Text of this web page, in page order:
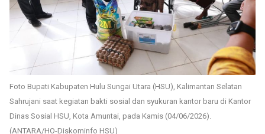
Foto Bupati Kabupaten Hulu Sungai Utara (HSU), Kalimantan Selatan
Sahrujani saat kegiatan bakti sosial dan syukuran kantor baru di Kantor
Dinas Sosial HSU, Kota Amuntai, pada Kamis (04/06/2026).
(ANTARA/HO-Diskominfo HSU)